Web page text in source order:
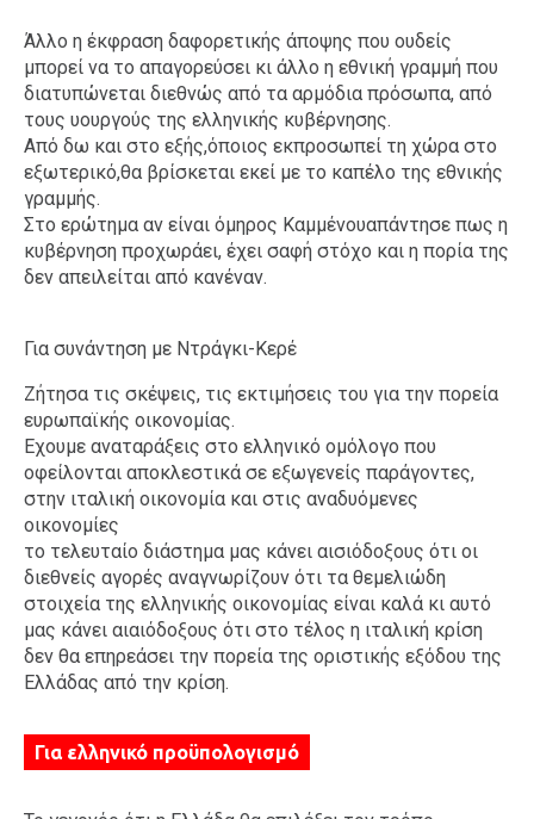
Άλλο η έκφραση δαφορετικής άποψης που ουδείς
μπορεί να το απαγορεύσει κι άλλο η εθνική γραμμή που
διατυπώνεται διεθνώς από τα αρμόδια πρόσωπα, από
τους υουργούς της ελληνικής κυβέρνησης.
Από δω και στο εξής,όποιος εκπροσωπεί τη χώρα στο
εξωτερικό,θα βρίσκεται εκεί με το καπέλο της εθνικής
γραμμής.
Στο ερώτημα αν είναι όμηρος Καμμένουαπάντησε πως η
κυβέρνηση προχωράει, έχει σαφή στόχο και η πορία της
δεν απειλείται από κανέναν.
Για συνάντηση με Ντράγκι-Κερέ
Ζήτησα τις σκέψεις, τις εκτιμήσεις του για την πορεία
ευρωπαϊκής οικονομίας.
Εχουμε αναταράξεις στο ελληνικό ομόλογο που
οφείλονται αποκλεστικά σε εξωγενείς παράγοντες,
στην ιταλική οικονομία και στις αναδυόμενες
οικονομίες
το τελευταίο διάστημα μας κάνει αισιόδοξους ότι οι
διεθνείς αγορές αναγνωρίζουν ότι τα θεμελιώδη
στοιχεία της ελληνικής οικονομίας είναι καλά κι αυτό
μας κάνει αιαιόδοξους ότι στο τέλος η ιταλική κρίση
δεν θα επηρεάσει την πορεία της οριστικής εξόδου της
Ελλάδας από την κρίση.
Για ελληνικό προϋπολογισμό